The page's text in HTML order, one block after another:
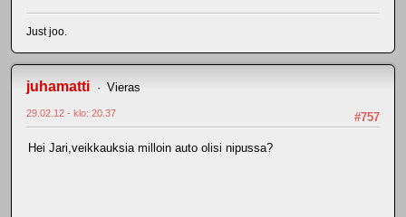
Just joo.
juhamatti Vieras
#757
29.02.12 - klo: 20.37
Hei Jari,veikkauksia milloin auto olisi nipussa?